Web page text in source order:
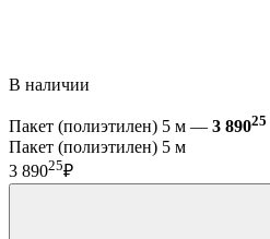
В наличии
Пакет (полиэтилен) 5 м — 3 89025
Пакет (полиэтилен) 5 м
3 89025₽